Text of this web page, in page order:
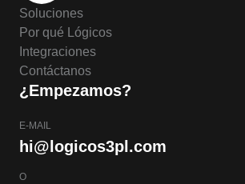
Soluciones
Por qué Lógicos
Integraciones
Contáctanos
¿Empezamos?
E-MAIL
hi@logicos3pl.com
O